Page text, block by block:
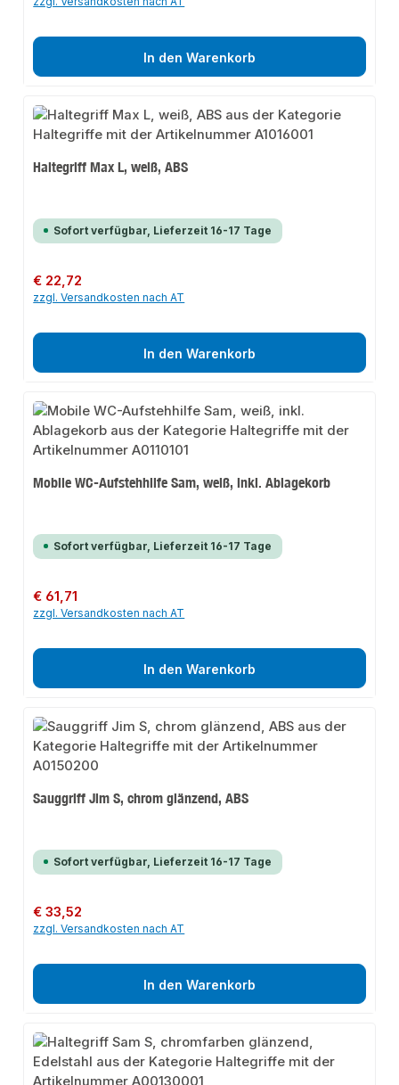
In den Warenkorb
Haltegriff Max L, weiß, ABS
Sofort verfügbar, Lieferzeit 16-17 Tage
Regulärer Preis:
€ 22,72
zzgl. Versandkosten nach AT
In den Warenkorb
Mobile WC-Aufstehhilfe Sam, weiß, inkl. Ablagekorb
Sofort verfügbar, Lieferzeit 16-17 Tage
Regulärer Preis:
€ 61,71
zzgl. Versandkosten nach AT
In den Warenkorb
Sauggriff Jim S, chrom glänzend, ABS
Sofort verfügbar, Lieferzeit 16-17 Tage
Regulärer Preis:
€ 33,52
zzgl. Versandkosten nach AT
In den Warenkorb